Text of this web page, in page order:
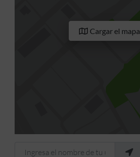
Cargar el mapa
Ingresa el nombre de tu ubicación